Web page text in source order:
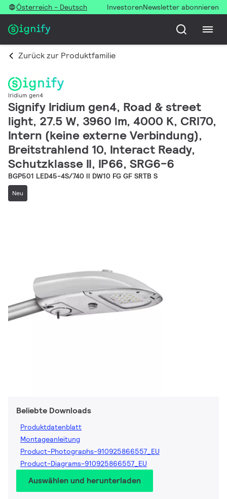
Österreich - Deutsch InvestorenNewsletter abonnieren
Zurück zur Produktfamilie
Iridium gen4
Signify Iridium gen4, Road & street
light, 27.5 W, 3960 lm, 4000 K, CRI70,
Intern (keine externe Verbindung),
Breitstrahlend 10, Interact Ready,
Schutzklasse II, IP66, SRG6-6
BGP501 LED45-4S/740 II DW10 FG GF SRTB S
Neu
Beliebte Downloads
Produktdatenblatt
Montageanleitung
Product-Photographs-910925866557_EU
Product-Diagrams-910925866557_EU
Auswählen und herunterladen